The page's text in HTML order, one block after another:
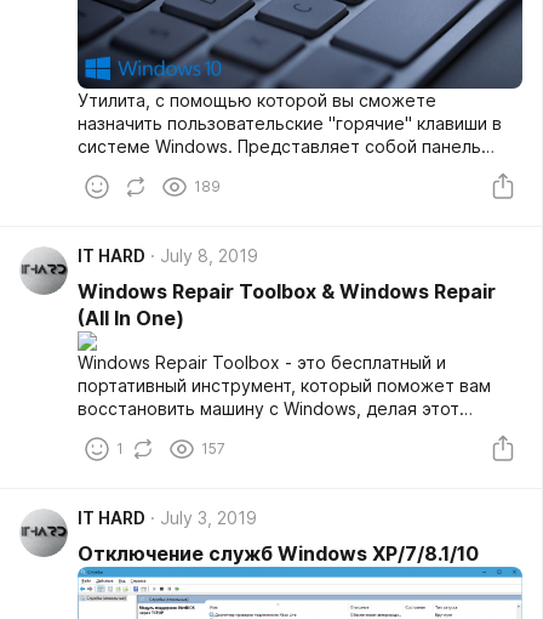
Утилита, с помощью которой вы сможете
назначить пользовательские "горячие" клавиши в
системе Windows. Представляет собой панель
приложений, открытия папок в проводнике и
рядом 1-9, комбинации клавиши Ctrl и цифровым
рядом на вспомогательной клавиатуре Num Lock, а
также Ctrl в сочетании с F1-F12. Есть возможность
установки своих комбинаций.
189
IT HARD July 8, 2019
Windows Repair Toolbox & Windows Repair
(All In One)
Windows Repair Toolbox - это бесплатный и
портативный инструмент, который поможет вам
восстановить машину с Windows, делая этот
универсальным. Он поставляется с большим
и скачать и запустить на лету.
1 157
IT HARD July 3, 2019
Отключение служб Windows XP/7/8.1/10